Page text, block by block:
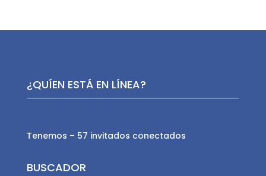
¿QUÍEN ESTÁ EN LÍNEA?
Tenemos – 57 invitados conectados
BUSCADOR